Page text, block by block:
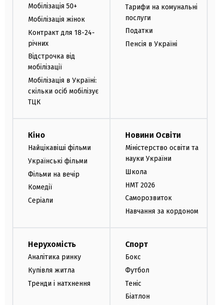
Мобілізація 50+
Мобілізація жінок
Контракт для 18-24-
річних
Відстрочка від
мобілізації
Мобілізація в Україні:
скільки осіб мобілізує
ТЦК
Тарифи на комунальні
послуги
Податки
Пенсія в Україні
Кіно
Найцікавіші фільми
Українські фільми
Фільми на вечір
Комедії
Серіали
Новини Освіти
Міністерство освіти та
науки України
Школа
НМТ 2026
Саморозвиток
Навчання за кордоном
Нерухомість
Аналітика ринку
Купівля житла
Тренди і натхнення
Спорт
Бокс
Футбол
Теніс
Біатлон